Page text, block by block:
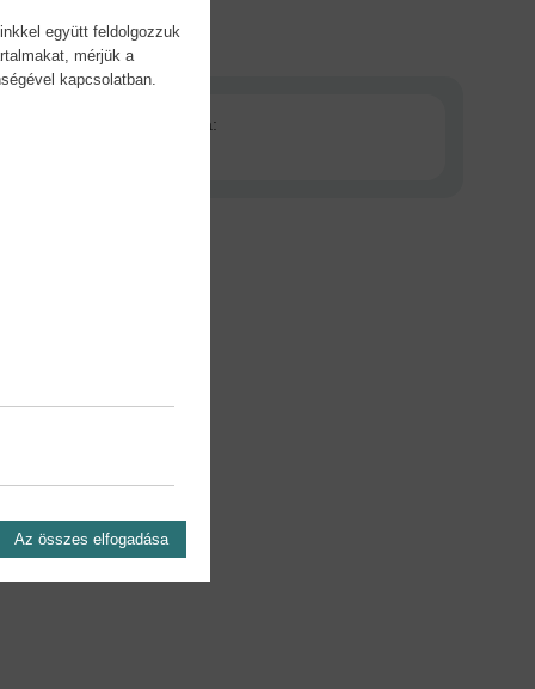
Kiadás dátuma:
együtt feldolgozzuk
mérjük a
kapcsolatban.
Az összes elfogadása